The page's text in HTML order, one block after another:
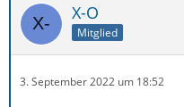
X-O
Mitglied
3. September 2022 um 18:52